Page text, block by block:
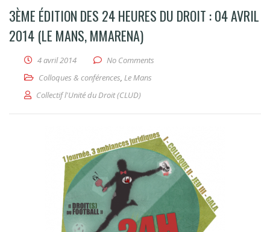
3ÈME ÉDITION DES 24 HEURES DU DROIT : 04 AVRIL
2014 (LE MANS, MMARENA)
4 avril 2014
No Comments
Colloques & conférences, Le Mans
Collectif l'Unité du Droit (CLUD)